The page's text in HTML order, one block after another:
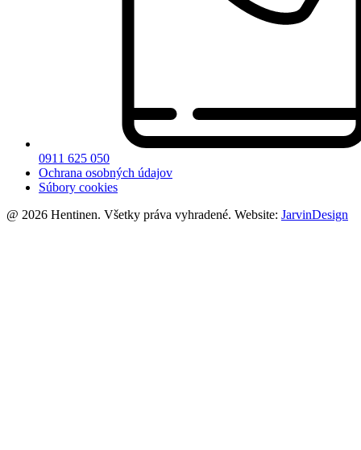
0911 625 050
Ochrana osobných údajov
Súbory cookies
@ 2026 Hentinen. Všetky práva vyhradené. Website: JarvinDesign